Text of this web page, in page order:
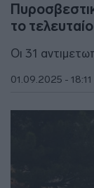
το
Οι 31
01.09.2025 - 18:11